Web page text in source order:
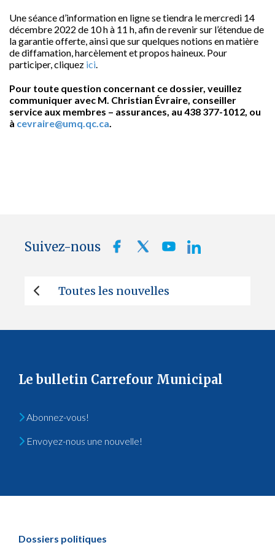
Une séance d’information en ligne se tiendra le mercredi 14
décembre 2022 de 10 h à 11 h, afin de revenir sur l’étendue de
la garantie offerte, ainsi que sur quelques notions en matière
de diffamation, harcèlement et propos haineux. Pour
participer, cliquez ici.
Pour toute question concernant ce dossier, veuillez
communiquer avec M. Christian Évraire, conseiller
service aux membres – assurances, au 438 377-1012, ou
à cevraire@umq.qc.ca.
Suivez-nous
Toutes les nouvelles
Le bulletin Carrefour Municipal
Abonnez-vous!
Envoyez-nous une nouvelle!
Dossiers politiques